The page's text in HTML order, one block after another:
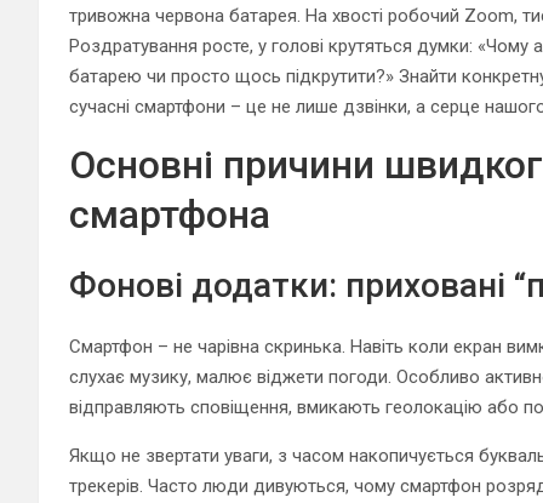
тривожна червона батарея. На хвості робочий Zoom,
Роздратування росте, у голові крутяться думки:
батарею чи просто щось підкрутити?» Знайти
сучасні смартфони – це не лише дзвінки, а серце
Основні причини
смартфона
Фонові додатки: приховані
Смартфон – не чарівна скринька. Навіть коли екран
слухає музику, малює віджети погоди. Особливо
відправляють сповіщення, вмикають геолокацію або
Якщо не звертати уваги, з часом накопичується
трекерів. Часто люди дивуються, чому смартфон